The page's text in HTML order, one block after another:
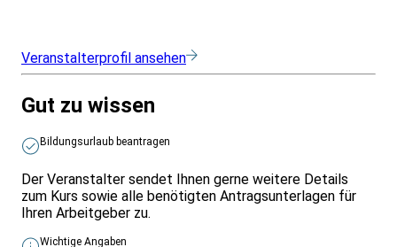
Veranstalterprofil ansehen
Gut zu wissen
Bildungsurlaub beantragen
Der Veranstalter sendet Ihnen gerne weitere Details
zum Kurs sowie alle benötigten Antragsunterlagen für
Ihren Arbeitgeber zu.
Wichtige Angaben